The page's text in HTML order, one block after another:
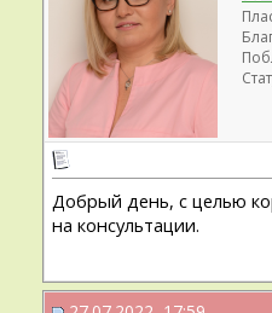
Добрый день, с целью
на консультации.